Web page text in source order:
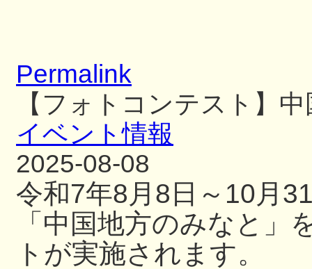
Permalink
【フォトコンテスト】
イベント情報
2025-08-08
令和7年8月8日～10月
「中国地方のみなと
トが実施されます。